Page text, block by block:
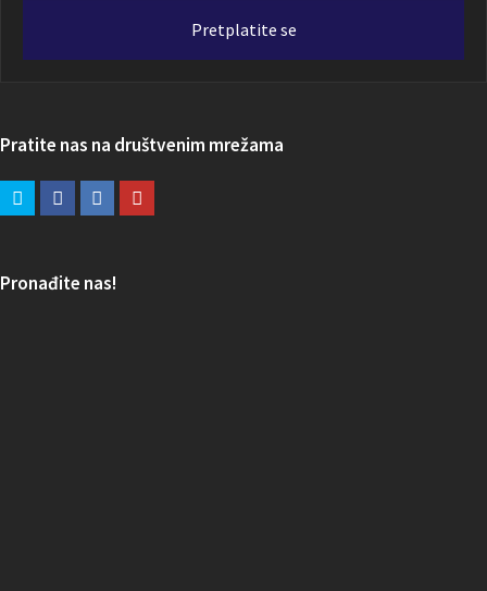
Pretplatite se
Pratite nas na društvenim mrežama
Pronađite nas!